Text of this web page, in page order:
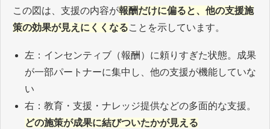
この図は、支援の内容が報酬だけに偏ると、他の支援施
策の効果が見えにくくなることを示しています。
左：インセンティブ（報酬）に頼りすぎた状態。成果
が一部パートナーに集中し、他の支援が機能していな
い
右：教育・支援・ナレッジ提供などの多面的な支援。
どの施策が成果に結びついたかが見える